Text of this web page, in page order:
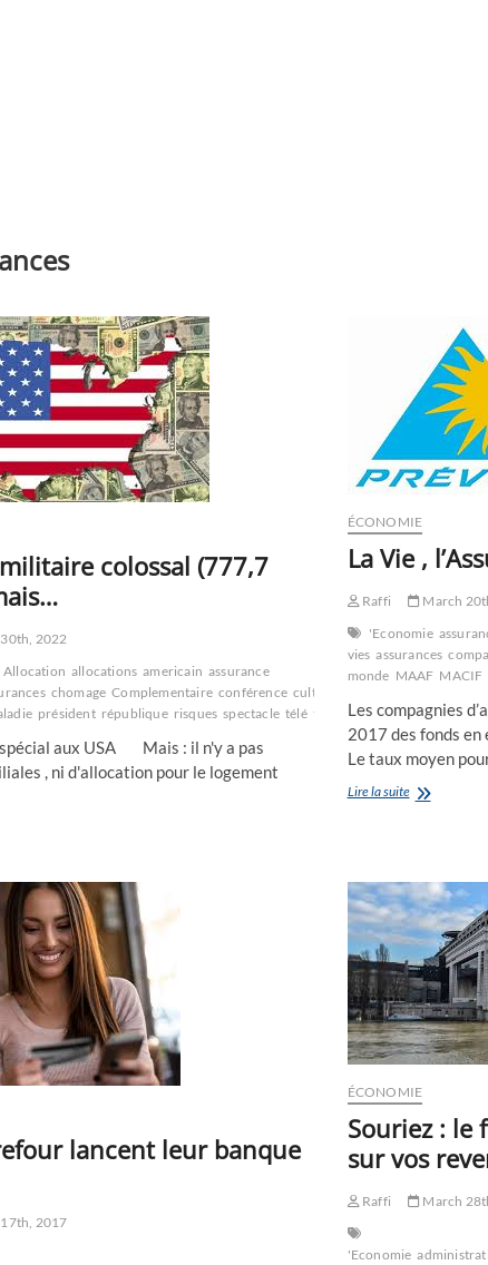
colossal (777,7
2022
Allocation allocations americain assurance
chomage Complementaire conférence culture
président république risques spectacle télé télévision turc TV US USA
aux USA Mais : il n'y a pas
, ni d'allocation pour le logement
ÉCONOMIE
La Vie ,
Raffi
March
'Economie
vies assurances
monde MAAF MACIF
Les compagnies
2017 des fonds en
Le taux moyen
Lire la suiteLa
l’Assurance-
Vie
lancent leur banque
2017
ÉCONOMIE
Souriez : le
sur vos
Raffi March
'Economie